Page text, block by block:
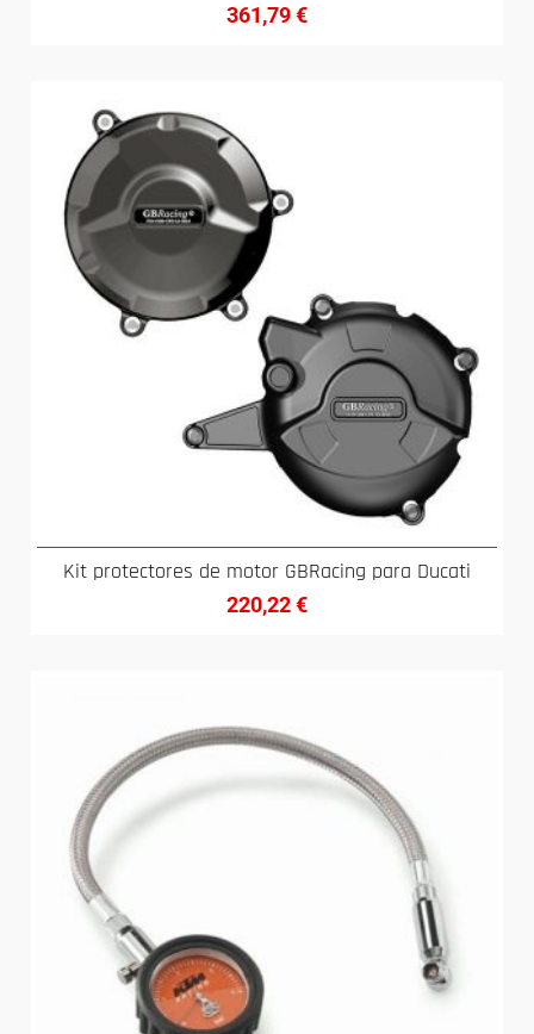
361,79€
Kit protectores de motor GBRacing para Ducati
220,22€